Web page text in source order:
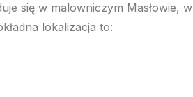
się w malowniczym Masłowie, w
lokalizacja to: